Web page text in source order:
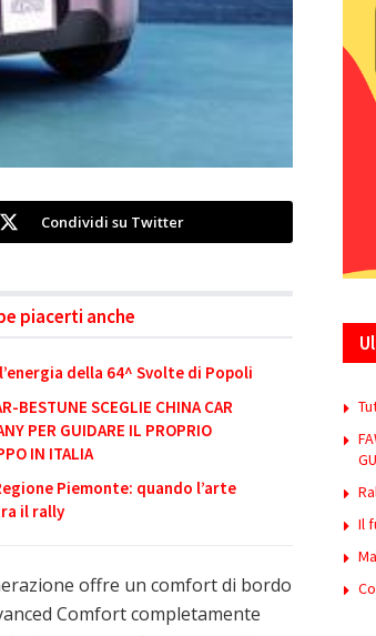
Condividi su Twitter
piacerti anche
della 64^ Svolte di Popoli
BESTUNE SCEGLIE CHINA CAR
PER GUIDARE IL PROPRIO
IN ITALIA
Piemonte: quando l’arte
il rally
offre un comfort di bordo
Comfort completamente
Il